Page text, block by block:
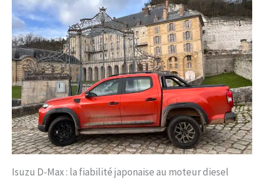
Isuzu D-Max : la fiabilité japonaise au moteur diesel